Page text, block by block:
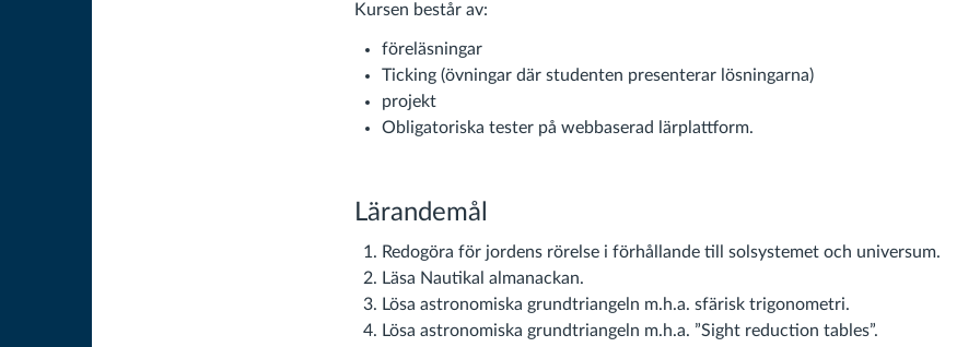
Kursen består av:
föreläsningar
Ticking (övningar där studenten presenterar lösningarna)
projekt
Obligatoriska tester på webbaserad lärplattform.
Lärandemål
Redogöra för jordens rörelse i förhållande till solsystemet och universum.
Läsa Nautikal almanackan.
Lösa astronomiska grundtriangeln m.h.a. sfärisk trigonometri.
Lösa astronomiska grundtriangeln m.h.a. ”Sight reduction tables”.